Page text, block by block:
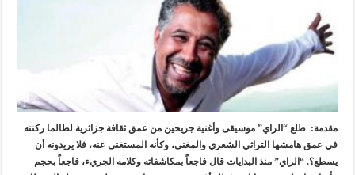
مقدمة: طلع “الراي” موسيقى وأغنية جريحين من عمق ثقافة جزائرية لطالما ركنته
في عمق هامشها التراثي الشعري والمغنى، وكأنه المستغنى عنه، فلا يريدونه أن
يسطع؟. “الراي” منذ البدايات قال فاجعاً بمكاشفاته وكلامه الجريء، فاجعاً بحجم